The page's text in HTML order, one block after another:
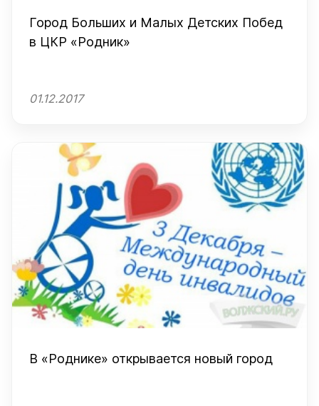
Город Больших и Малых Детских Побед
в ЦКР «Родник»
01.12.2017
В «Роднике» открывается новый город